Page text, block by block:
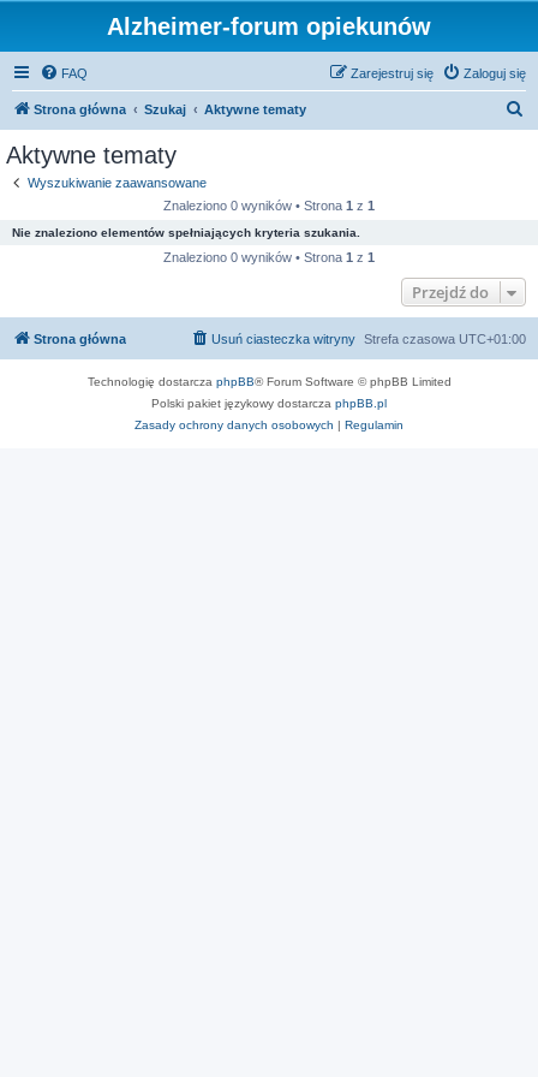
Alzheimer-forum opiekunów
FAQ Zaloguj się
Zarejestruj się
Strona główna Szukaj Aktywne tematy
Aktywne tematy
Wyszukiwanie zaawansowane
Znaleziono 0 wyników • Strona 1 z 1
Nie znaleziono elementów spełniających kryteria szukania.
Znaleziono 0 wyników • Strona 1 z 1
Przejdź do
Strona główna Strefa czasowa UTC+01:00
Usuń ciasteczka witryny
Technologię dostarcza phpBB® Forum Software © phpBB Limited
Polski pakiet językowy dostarcza phpBB.pl
Zasady ochrony danych osobowych | Regulamin